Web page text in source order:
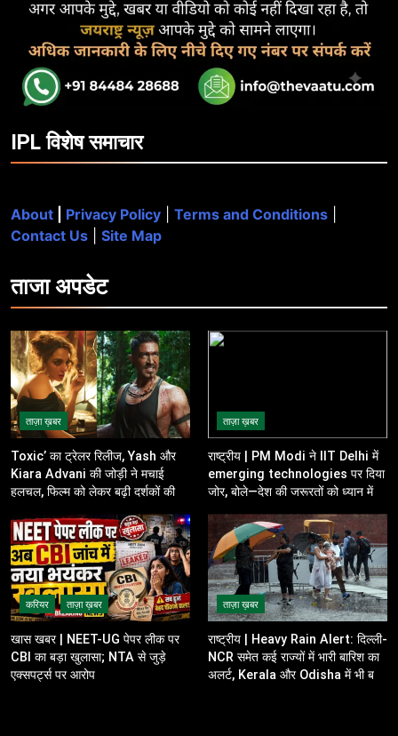
IPL विशेष समाचार
About Privacy Policy Terms and Conditions
Contact Us
Site Map
ताजाअपडेट
ताज़ा ख़बर
Toxic’ का ट्रेलर रिलीज, Yash और
Kiara Advani की जोड़ी ने मचाई
हलचल, फिल्म को लेकर बढ़ी दर्शकों की
ताज़ा ख़बर
राष्ट्रीय | PM Modi ने IIT Delhi में
emerging technologies पर दिया
जोर, बोले—देश की जरूरतों को ध्यान में
करियर ताज़ा ख़बर
खास खबर | NEET-UG पेपर लीक पर
CBI का बड़ा खुलासा; NTA से जुड़े
एक्सपर्ट्स पर आरोप
ताज़ा ख़बर
राष्ट्रीय | Heavy Rain Alert: दिल्ली-
NCR समेत कई राज्यों में भारी बारिश का
अलर्ट, Kerala और Odisha में भी बढ़ी